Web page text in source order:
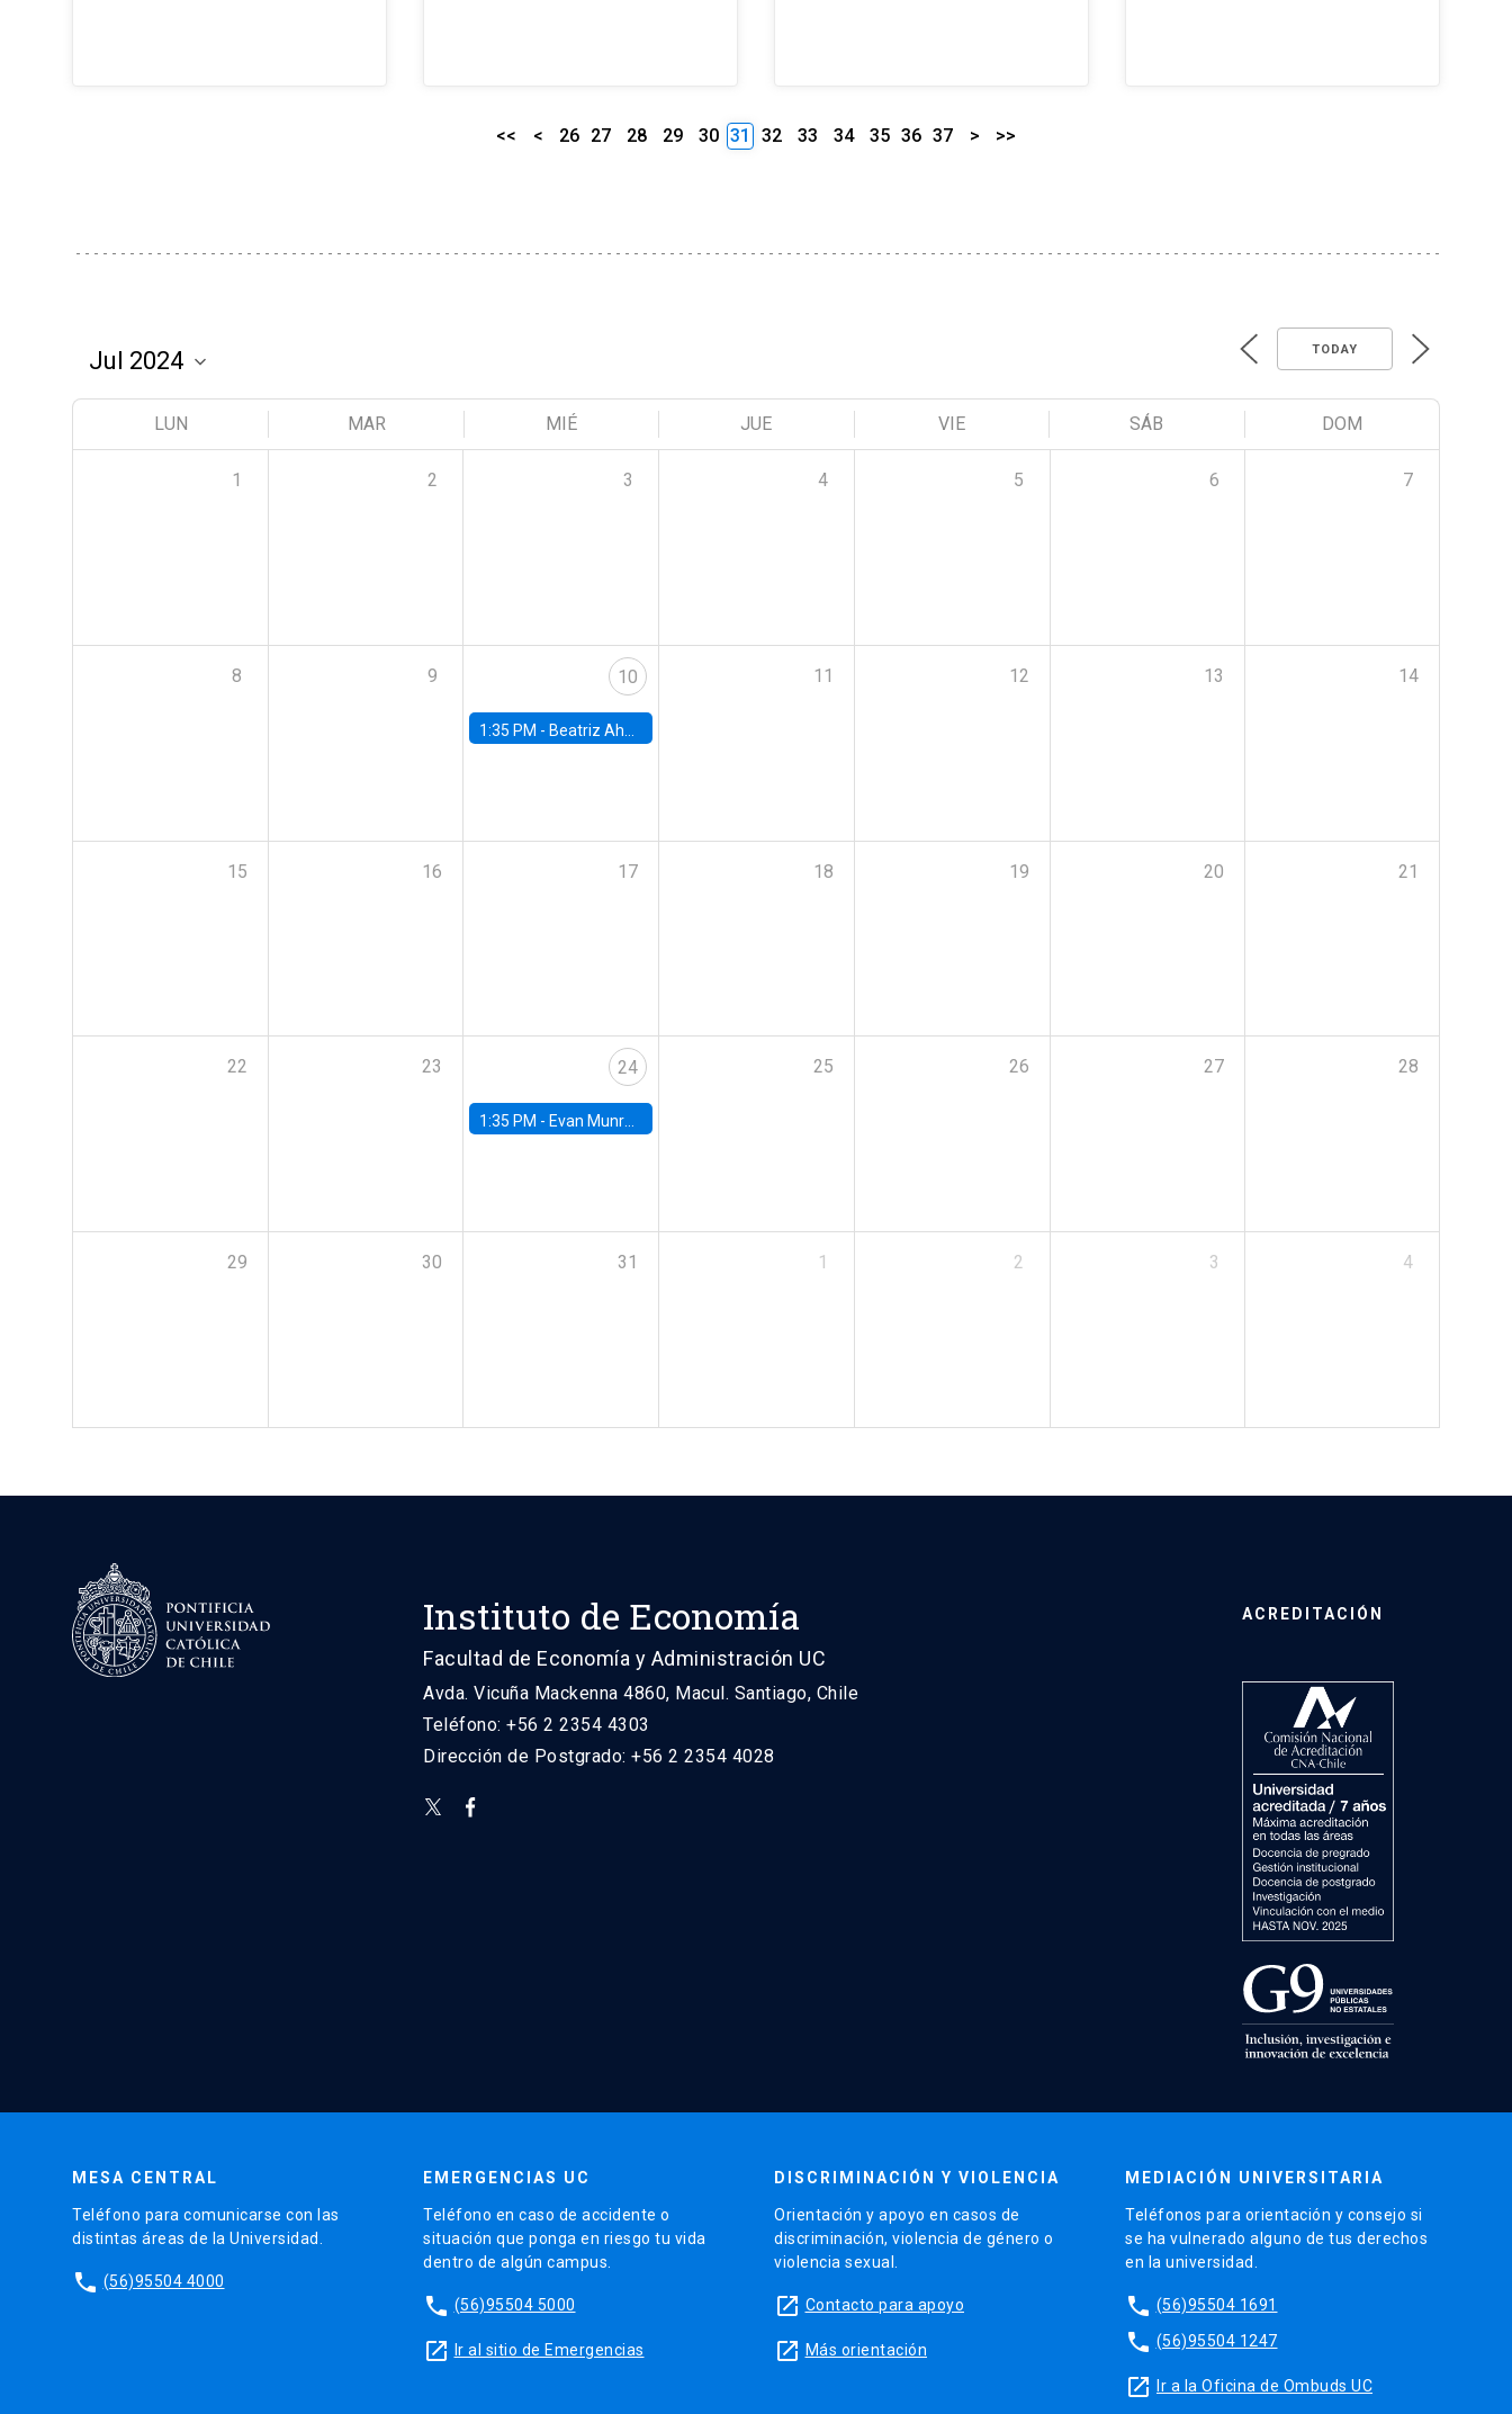
<< < 26 27 28 29 30 31 32 33 34 35 36 37 > >>
TODAY
LUN MAR MIÉ JUE VIE SÁB DOM
1 2 3 4 5 6 7
8 9 10
1:35 PM - Beatriz Ahumada, PhD candidate, Universidad de Pittsburgh
11 12 13 14
15 16 17 18 19 20 21
22 23 24
1:35 PM - Evan Munro, Neyman Visiting Assistant Professor in the Department of Statistics at UC Berkeley
25 26 27 28
29 30 31 1 2 3 4
Instituto de Economía
Facultad de Economía y Administración UC
Avda. Vicuña Mackenna 4860, Macul. Santiago, Chile
Teléfono: +56 2 2354 4303
Dirección de Postgrado: +56 2 2354 4028
ACREDITACIÓN
MESA CENTRAL
Teléfono para comunicarse con las
distintas áreas de la Universidad.
phone (56)95504 4000
EMERGENCIAS UC
Teléfono en caso de accidente o
situación que ponga en riesgo tu vida
dentro de algún campus.
phone (56)95504 5000
launch Ir al sitio de Emergencias
DISCRIMINACIÓN Y VIOLENCIA
Orientación y apoyo en casos de
discriminación, violencia de género o
violencia sexual.
launch Contacto para apoyo
launch Más orientación
MEDIACIÓN UNIVERSITARIA
Teléfonos para orientación y consejo si
se ha vulnerado alguno de tus derechos
en la universidad.
phone (56)95504 1691
phone (56)95504 1247
launch Ir a la Oficina de Ombuds UC